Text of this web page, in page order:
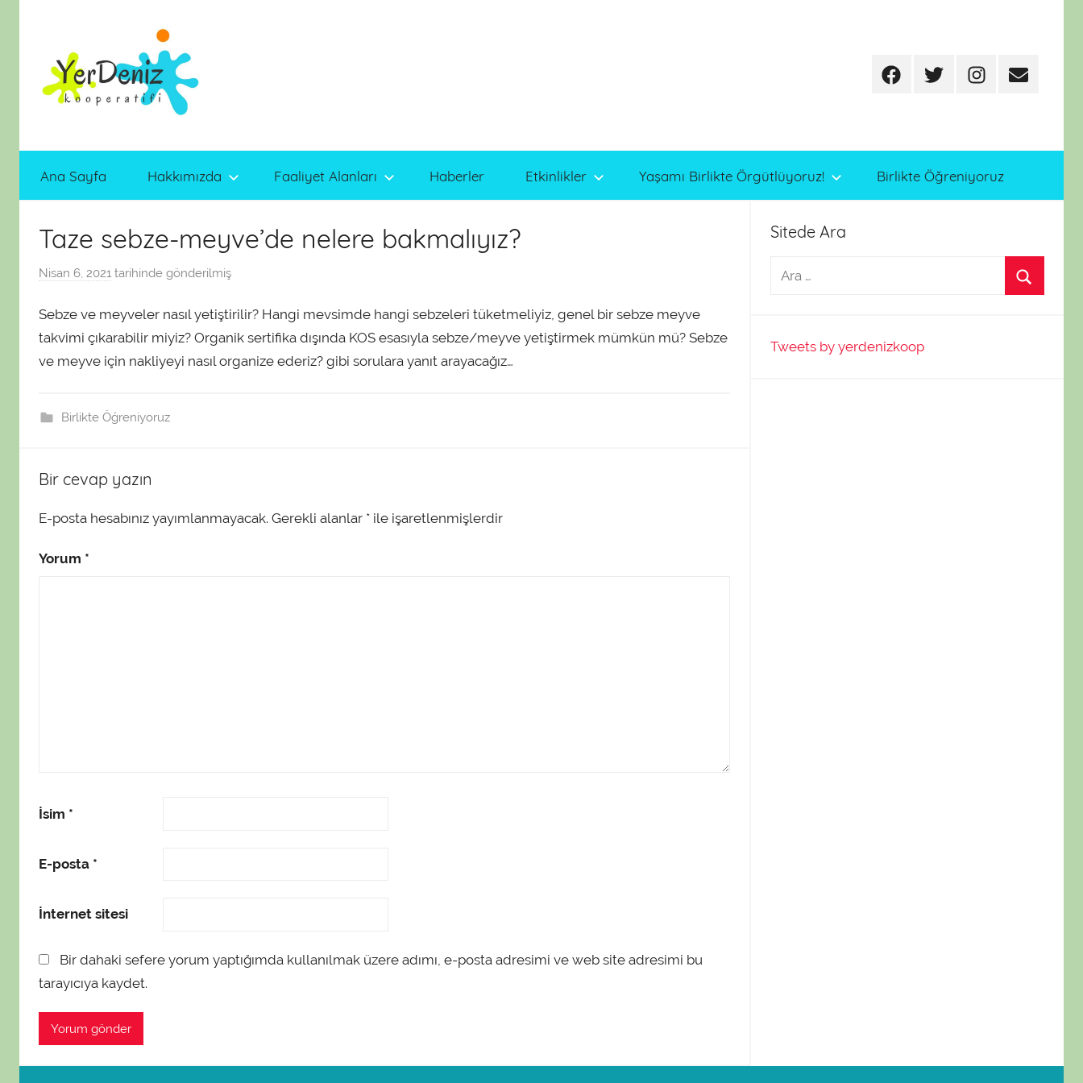
FacebookTwitterInstagram
E-
Ana Sayfa Hakkımızda Faaliyet Alanları Haberler Etkinlikler Yaşamı Birlikte Örgütlüyoruz! Birlikte Öğreniyoruz
Taze sebze-meyve’de nelere bakmalıyız?
Nisan 6, 2021 tarihinde gönderilmiş
m
i
n
d
Sebze ve meyveler nasıl yetiştirilir? Hangi mevsimde hangi sebzeleri tüketmeliyiz, genel bir sebze meyve
takvimi çıkarabilir miyiz? Organik sertifika dışında KOS esasıyla sebze/meyve yetiştirmek mümkün mü? Sebze
ve meyve için nakliyeyi nasıl organize ederiz? gibi sorulara yanıt arayacağız…
Birlikte Öğreniyoruz
Bir cevap yazın
E-posta hesabınız yayımlanmayacak. Gerekli alanlar * ile işaretlenmişlerdir
Yorum *
İsim *
E-posta *
İnternet sitesi
Bir dahaki sefere yorum yaptığımda kullanılmak üzere adımı, e-posta adresimi ve web site adresimi bu
tarayıcıya kaydet.
Sitede Ara
Tweets by yerdenizkoop